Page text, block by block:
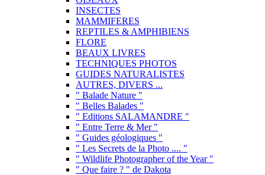
INSECTES
MAMMIFERES
REPTILES & AMPHIBIENS
FLORE
BEAUX LIVRES
TECHNIQUES PHOTOS
GUIDES NATURALISTES
AUTRES, DIVERS ...
" Balade Nature "
" Belles Balades "
" Editions SALAMANDRE "
" Entre Terre & Mer "
" Guides géologiques "
" Les Secrets de la Photo .... "
" Wildlife Photographer of the Year "
" Que faire ? " de Dakota